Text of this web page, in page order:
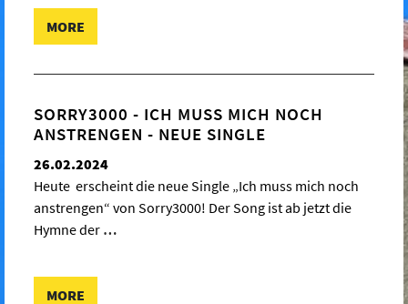
MORE
SORRY3000 - ICH MUSS MICH NOCH
ANSTRENGEN - NEUE SINGLE
26.02.2024
Heute erscheint die neue Single „Ich muss mich noch
anstrengen“ von Sorry3000! Der Song ist ab jetzt die
Hymne der …
MORE